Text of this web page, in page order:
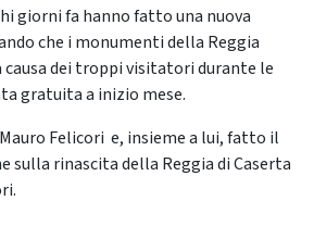
giorni fa hanno fatto una nuova
che i monumenti della Reggia
causa dei troppi visitatori durante le
gratuita a inizio mese.
Felicori e, insieme a lui, fatto il
sulla rinascita della Reggia di Caserta